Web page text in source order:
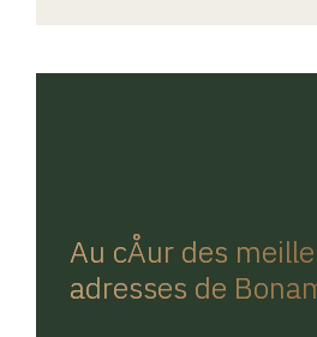
Au cÅur des
adresses de